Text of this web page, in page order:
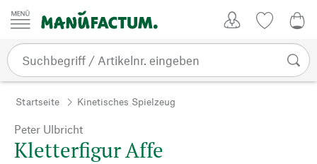
Zum Inhalt springen
Startseite Kinetisches Spielzeug
Peter Ulbricht
Kletterfigur Affe